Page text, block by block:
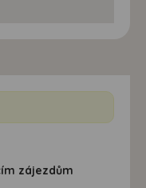
zájezdům